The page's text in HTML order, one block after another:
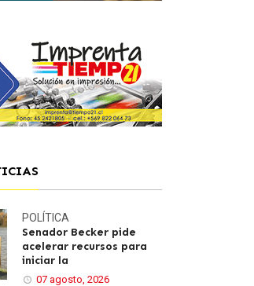
POLÍTICA
Senador Becker pide
acelerar recursos para
iniciar la
07 agosto, 2026